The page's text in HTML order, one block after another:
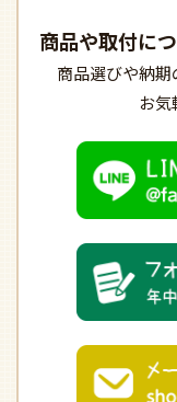
商品や取付に
商品選びや納期
お気